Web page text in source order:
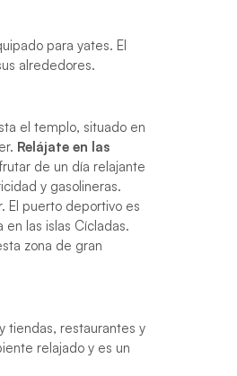
para yates. El
alrededores.
el templo, situado en
Relájate en las
de un día relajante
y gasolineras.
El puerto deportivo es
las islas Cícladas.
zona de gran
tiendas, restaurantes y
relajado y es un